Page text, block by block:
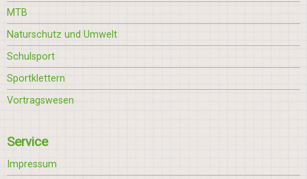
MTB
Naturschutz und Umwelt
Schulsport
Sportklettern
Vortragswesen
Service
Impressum